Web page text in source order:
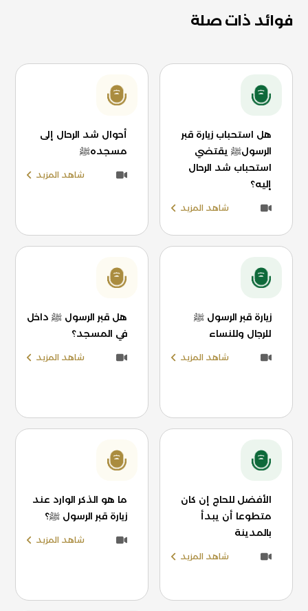
فوائد ذات صلة
هل استحباب زيارة قبر
الرسولﷺ يقتضي
استحباب شد الرحال
إليه؟
شاهد المزيد
أحوال شد الرحال إلى
مسجدهﷺ
شاهد المزيد
زيارة قبر الرسول ﷺ
للرجال وللنساء
شاهد المزيد
هل قبر الرسول ﷺ داخل
في المسجد؟
شاهد المزيد
الأفضل للحاج إن كان
متطوعا أن يبدأ
بالمدينة
شاهد المزيد
ما هو الذكر الوارد عند
زيارة قبر الرسول ﷺ؟
شاهد المزيد